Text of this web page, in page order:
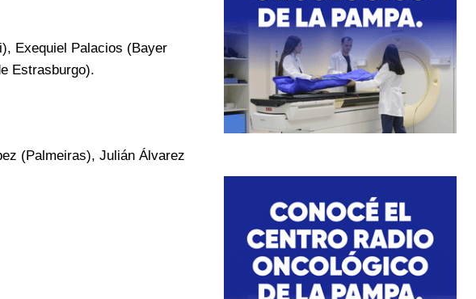
Exequiel Palacios (Bayer
Estrasburgo).
(Palmeiras), Julián Álvarez